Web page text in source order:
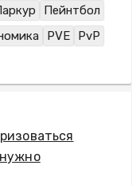
Пейнтбол
PVE
PvP